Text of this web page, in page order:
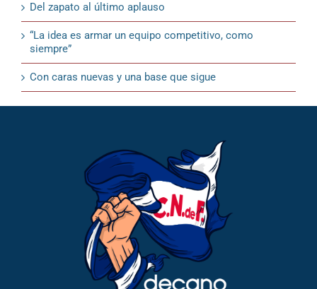
Del zapato al último aplauso
“La idea es armar un equipo competitivo, como
siempre”
Con caras nuevas y una base que sigue